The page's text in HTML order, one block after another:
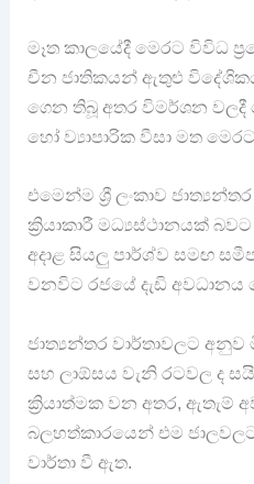
මෑත කාලයේදී මෙරට විවිධ
චීන ජාතිකයන් ඇතුළු
ගෙන තිබූ අතර විමර්ශන වලදී
හෝ ව්‍යාපාරික වීසා මත
එමෙන්ම ශ්‍රී ලංකාව
ක්‍රියාකාරී මධ්‍යස්ථානයක්
අදාළ සියලු පාර්ශ්ව සමඟ
වනවිට රජයේ දැඩි
ජාත්‍යන්තර වාර්තාවලට
සහ ලාඕසය වැනි රටවල ද
ක්‍රියාත්මක වන අතර, ඇතැම්
බලහත්කාරයෙන් එම
වාර්තා වී ඇත.